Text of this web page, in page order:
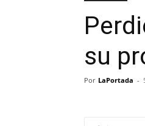
su
Por LaPortada -